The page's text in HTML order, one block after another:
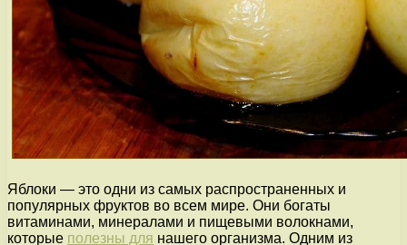
Яблоки — это одни из самых распространенных и
популярных фруктов во всем мире. Они богаты
витаминами, минералами и пищевыми волокнами,
которые полезны для нашего организма. Одним из